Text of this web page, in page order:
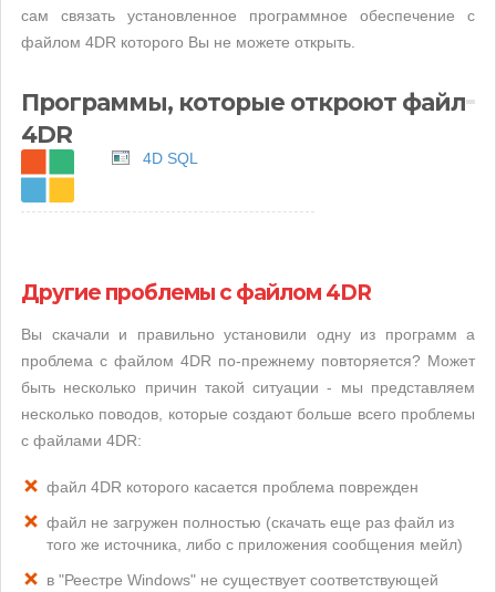
сам связать установленное программное обеспечение с
файлом 4DR которого Вы не можете открыть.
Программы, которые откроют файл
4DR
4D SQL
Другие проблемы с файлом 4DR
Вы скачали и правильно установили одну из программ а
проблема с файлом 4DR по-прежнему повторяется? Может
быть несколько причин такой ситуации - мы представляем
несколько поводов, которые создают больше всего проблемы
с файлами 4DR:
файл 4DR которого касается проблема поврежден
файл не загружен полностью (скачать еще раз файл из
того же источника, либо с приложения сообщения мейл)
в "Реестре Windows" не существует соответствующей